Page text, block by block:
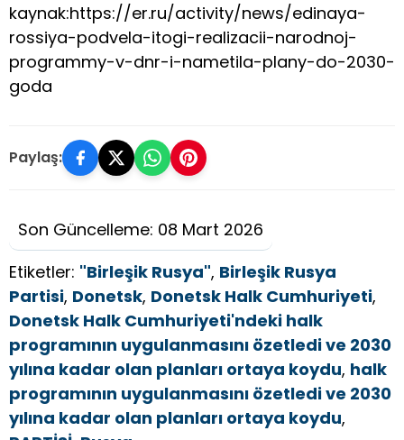
kaynak:https://er.ru/activity/news/edinaya-
rossiya-podvela-itogi-realizacii-narodnoj-
programmy-v-dnr-i-nametila-plany-do-2030-
goda
Paylaş:
Son Güncelleme: 08 Mart 2026
Etiketler: "Birleşik Rusya", Birleşik Rusya
Partisi, Donetsk, Donetsk Halk Cumhuriyeti,
Donetsk Halk Cumhuriyeti'ndeki halk
programının uygulanmasını özetledi ve 2030
yılına kadar olan planları ortaya koydu, halk
programının uygulanmasını özetledi ve 2030
yılına kadar olan planları ortaya koydu,